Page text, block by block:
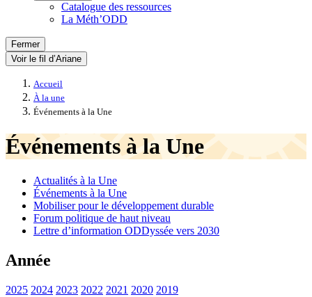
Catalogue des ressources
La Méth’ODD
Fermer
Voir le fil d’Ariane
Accueil
À la une
Événements à la Une
Événements à la Une
Actualités à la Une
Événements à la Une
Mobiliser pour le développement durable
Forum politique de haut niveau
Lettre d’information ODDyssée vers 2030
Année
2025 2024 2023 2022 2021 2020 2019